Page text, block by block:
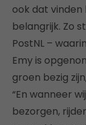
ook dat
belangrijk. Zo
PostNL –
Emy is
groen bezig
“En wanneer
bezorgen,